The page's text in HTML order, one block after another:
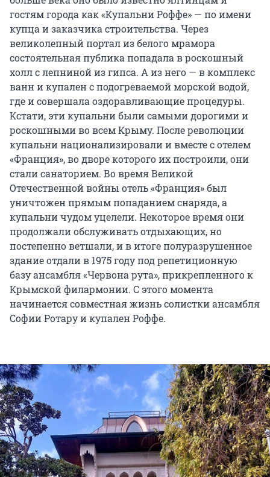
гостям города как «Купальни Роффе» — по имени
купца и заказчика строительства. Через
великолепный портал из белого мрамора
состоятельная публика попадала в роскошный
холл с лепниной из гипса. А из него — в комплекс
ванн и купален с подогреваемой морской водой,
где и совершала оздоравливающие процедуры.
Кстати, эти купальни были самыми дорогими и
роскошными во всем Крыму. После революции
купальни национализировали и вместе с отелем
«Франция», во дворе которого их построили, они
стали санаторием. Во время Великой
Отечественной войны отель «Франция» был
уничтожен прямым попаданием снаряда, а
купальни чудом уцелели. Некоторое время они
продолжали обслуживать отдыхающих, но
постепенно ветшали, и в итоге полуразрушенное
здание отдали в 1975 году под репетиционную
базу ансамбля «Червона рута», прикрепленного к
Крымской филармонии. С этого момента
начинается совместная жизнь солистки ансамбля
Софии Ротару и купален Роффе.